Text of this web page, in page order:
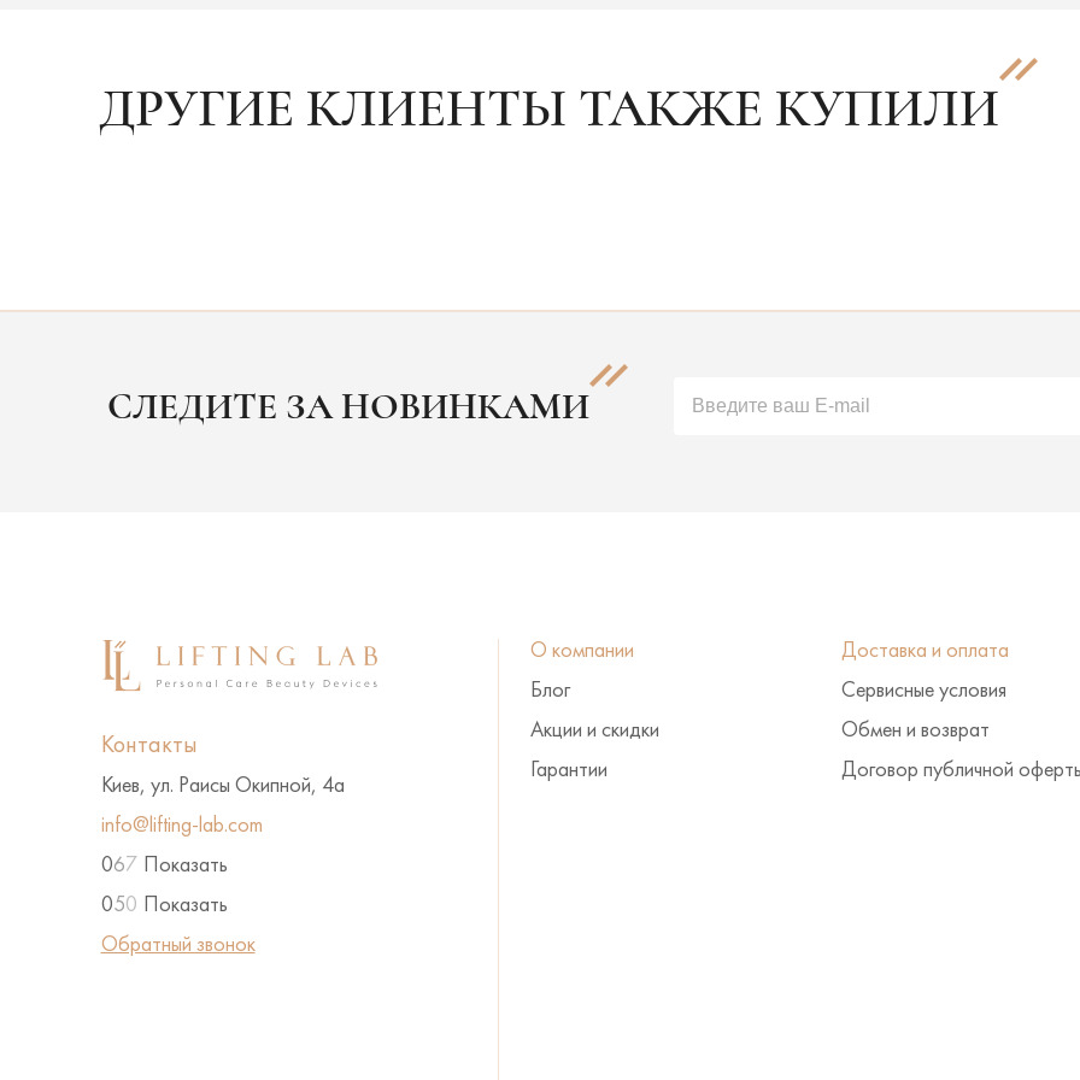
ДРУГИЕ КЛИЕНТЫ ТАКЖЕ КУПИЛИ
СЛЕДИТЕ ЗА НОВИНКАМИ
Контакты
Киев, ул. Раисы Окипной, 4а
info@lifting-lab.com
067 Показать
050 Показать
Обратный звонок
О компании
Блог
Акции и скидки
Гарантии
Доставка и оплата
Сервисные условия
Обмен и возврат
Договор публичной